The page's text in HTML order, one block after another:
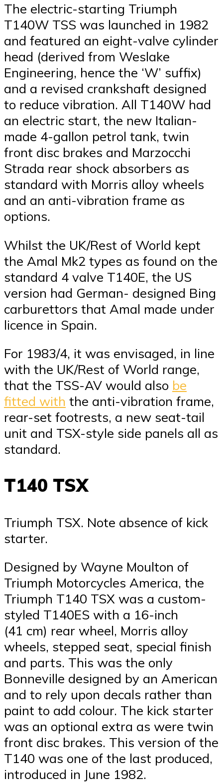
The electric-starting Triumph
T140W TSS was launched in 1982
and featured an eight-valve cylinder
head (derived from Weslake
Engineering, hence the ‘W’ suffix)
and a revised crankshaft designed
to reduce vibration. All T140W had
an electric start, the new Italian-
made 4-gallon petrol tank, twin
front disc brakes and Marzocchi
Strada rear shock absorbers as
standard with Morris alloy wheels
and an anti-vibration frame as
options.
Whilst the UK/Rest of World kept
the Amal Mk2 types as found on the
standard 4 valve T140E, the US
version had German- designed Bing
carburettors that Amal made under
licence in Spain.
For 1983/4, it was envisaged, in line
with the UK/Rest of World range,
that the TSS-AV would also be
fitted with the anti-vibration frame,
rear-set footrests, a new seat-tail
unit and TSX-style side panels all as
standard.
T140 TSX
Triumph TSX. Note absence of kick
starter.
Designed by Wayne Moulton of
Triumph Motorcycles America, the
Triumph T140 TSX was a custom-
styled T140ES with a 16-inch
(41 cm) rear wheel, Morris alloy
wheels, stepped seat, special finish
and parts. This was the only
Bonneville designed by an American
and to rely upon decals rather than
paint to add colour. The kick starter
was an optional extra as were twin
front disc brakes. This version of the
T140 was one of the last produced,
introduced in June 1982.